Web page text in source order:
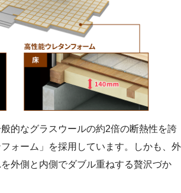
的なグラスウールの約2倍の断熱性を誇
ォーム」を採用しています。しかも、外
外側と内側でダブル重ねする贅沢づか